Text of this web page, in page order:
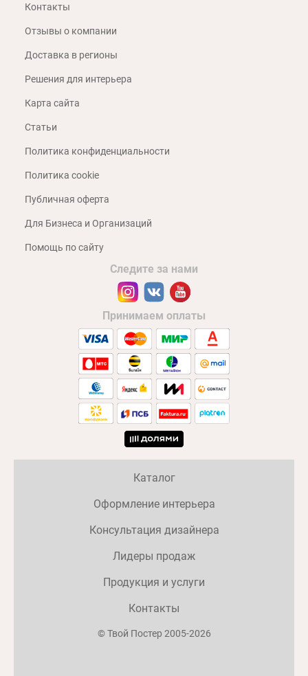
Контакты
Отзывы о компании
Доставка в регионы
Решения для интерьера
Карта сайта
Статьи
Политика конфиденциальности
Политика cookie
Публичная оферта
Для Бизнеса и Организаций
Помощь по сайту
Следите за нами
Принимаем оплаты
© Твой Постер 2005-2026
Каталог
Оформление интерьера
Консультация дизайнера
Лидеры продаж
Продукция и услуги
Контакты